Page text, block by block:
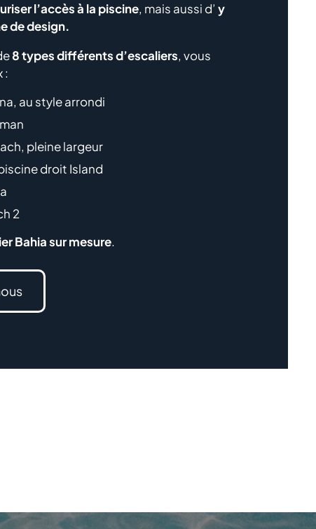
l’accès à la piscine, mais aussi d’ y
de design.
8 types différents d’escaliers, vous
:
au style arrondi
pleine largeur
droit Island
2
Bahia sur mesure.